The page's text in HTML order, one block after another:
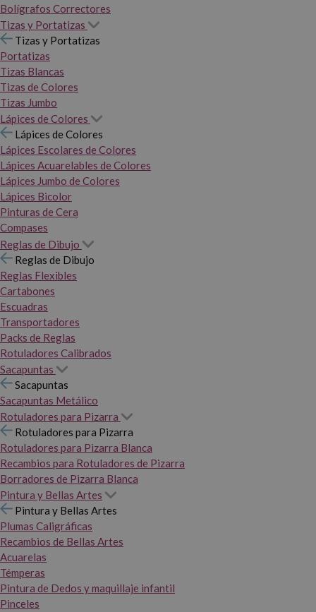
Bolígrafos Correctores
Tizas y Portatizas
Tizas y Portatizas
Portatizas
Tizas Blancas
Tizas de Colores
Tizas Jumbo
Lápices de Colores
Lápices de Colores
Lápices Escolares de Colores
Lápices Acuarelables de Colores
Lápices Jumbo de Colores
Lápices Bicolor
Pinturas de Cera
Compases
Reglas de Dibujo
Reglas de Dibujo
Reglas Flexibles
Cartabones
Escuadras
Transportadores
Packs de Reglas
Rotuladores Calibrados
Sacapuntas
Sacapuntas
Sacapuntas Metálico
Rotuladores para Pizarra
Rotuladores para Pizarra
Rotuladores para Pizarra Blanca
Recambios para Rotuladores de Pizarra
Borradores de Pizarra Blanca
Pintura y Bellas Artes
Pintura y Bellas Artes
Plumas Caligráficas
Recambios de Bellas Artes
Acuarelas
Témperas
Pintura de Dedos y maquillaje infantil
Pinceles